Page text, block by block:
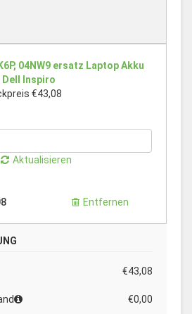
04NW9 ersatz Laptop Akku
Dell Inspiro
€43,08
Aktualisieren
Entfernen
€43,08
€0,00